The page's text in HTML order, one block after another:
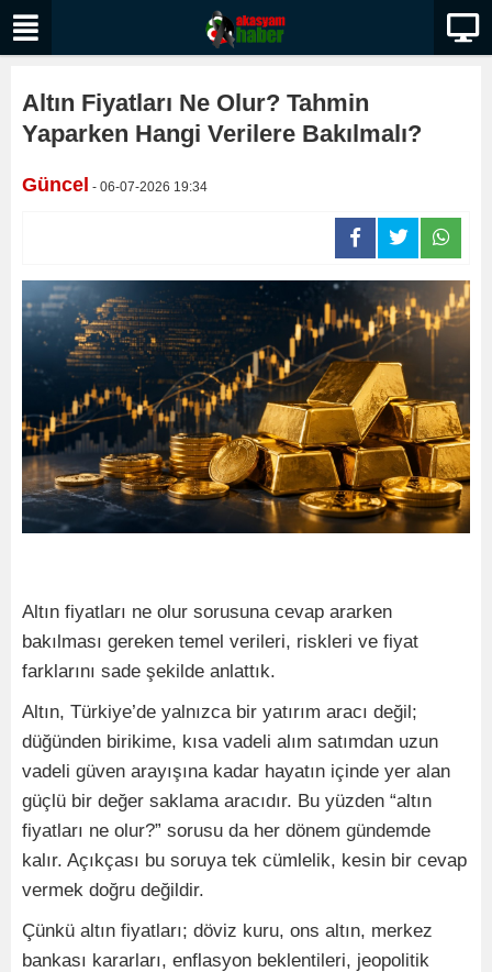
Altın Fiyatları Ne Olur? Tahmin
Yaparken Hangi Verilere Bakılmalı?
Güncel - 06-07-2026 19:34
Altın fiyatları ne olur sorusuna cevap ararken
bakılması gereken temel verileri, riskleri ve fiyat
farklarını sade şekilde anlattık.
Altın, Türkiye’de yalnızca bir yatırım aracı değil;
düğünden birikime, kısa vadeli alım satımdan uzun
vadeli güven arayışına kadar hayatın içinde yer alan
güçlü bir değer saklama aracıdır. Bu yüzden “altın
fiyatları ne olur?” sorusu da her dönem gündemde
kalır. Açıkçası bu soruya tek cümlelik, kesin bir cevap
vermek doğru değildir.
Çünkü altın fiyatları; döviz kuru, ons altın, merkez
bankası kararları, enflasyon beklentileri, jeopolitik